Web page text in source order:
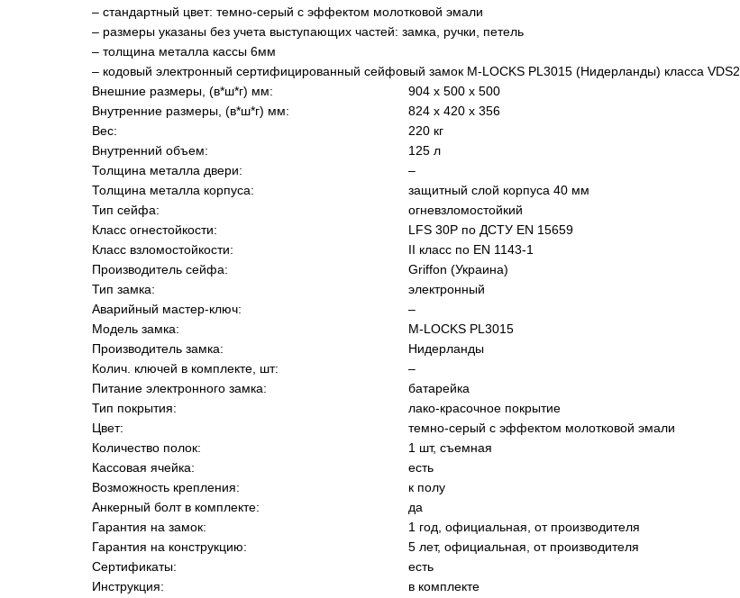
– стандартный цвет: темно-серый с эффектом молотковой эмали
– размеры указаны без учета выступающих частей: замка, ручки, петель
– толщина металла кассы 6мм
– кодовый электронный сертифицированный сейфовый замок M-LOCKS PL3015 (Нидерланды) класса VDS2
Внешние размеры, (в*ш*г) мм:
904 х 500 х 500
Внутренние размеры, (в*ш*г) мм:
824 х 420 х 356
Вес:
220 кг
Внутренний объем:
125 л
Толщина металла двери:
–
Толщина металла корпуса:
защитный слой корпуса 40 мм
Тип сейфа:
огневзломостойкий
Класс огнестойкости:
LFS 30P по ДСТУ EN 15659
Класс взломостойкости:
II класс по EN 1143-1
Производитель сейфа:
Griffon (Украина)
Тип замка:
электронный
Аварийный мастер-ключ:
–
Модель замка:
M-LOCKS PL3015
Производитель замка:
Нидерланды
Колич. ключей в комплекте, шт:
–
Питание электронного замка:
батарейка
Тип покрытия:
лако-красочное покрытие
Цвет:
темно-серый с эффектом молотковой эмали
Количество полок:
1 шт, cъемная
Кассовая ячейка:
есть
Возможность крепления:
к полу
Анкерный болт в комплекте:
да
Гарантия на замок:
1 год, официальная, от производителя
Гарантия на конструкцию:
5 лет, официальная, от производителя
Сертификаты:
есть
Инструкция:
в комплекте